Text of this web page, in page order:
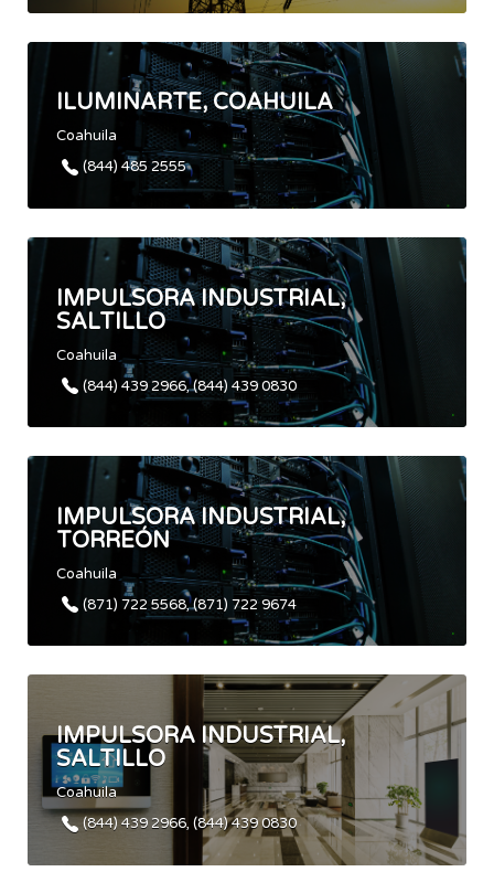
ILUMINARTE, COAHUILA
Coahuila
(844) 485 2555
IMPULSORA INDUSTRIAL,
SALTILLO
Coahuila
(844) 439 2966, (844) 439 0830
IMPULSORA INDUSTRIAL,
TORREÓN
Coahuila
(871) 722 5568, (871) 722 9674
IMPULSORA INDUSTRIAL,
SALTILLO
Coahuila
(844) 439 2966, (844) 439 0830